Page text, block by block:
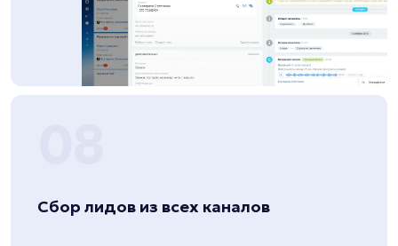
Сбор лидов из всех каналов